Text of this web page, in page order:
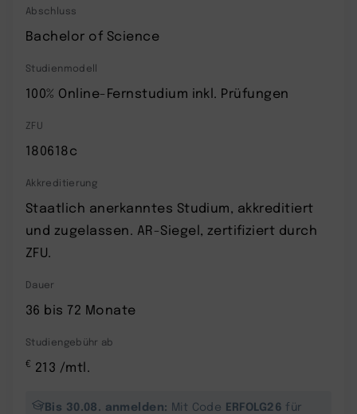
Abschluss
Bachelor of Science
Studienmodell
100% Online-Fernstudium inkl. Prüfungen
ZFU
180618c
Akkreditierung
Staatlich anerkanntes Studium, akkreditiert
und zugelassen. AR-Siegel, zertifiziert durch
ZFU.
Dauer
36 bis 72 Monate
Studiengebühr ab
€ 213 /mtl.
Bis 30.08. anmelden: Mit Code ERFOLG26 für